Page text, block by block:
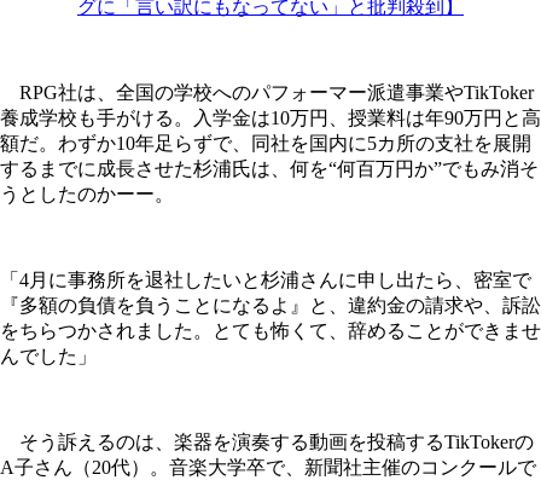
グに「言い訳にもなってない」と批判殺到】
RPG社は、全国の学校へのパフォーマー派遣事業やTikToker
養成学校も手がける。入学金は10万円、授業料は年90万円と高
額だ。わずか10年足らずで、同社を国内に5カ所の支社を展開
するまでに成長させた杉浦氏は、何を“何百万円か”でもみ消そ
うとしたのかーー。
「4月に事務所を退社したいと杉浦さんに申し出たら、密室で
『多額の負債を負うことになるよ』と、違約金の請求や、訴訟
をちらつかされました。とても怖くて、辞めることができませ
んでした」
そう訴えるのは、楽器を演奏する動画を投稿するTikTokerの
A子さん（20代）。音楽大学卒で、新聞社主催のコンクールで